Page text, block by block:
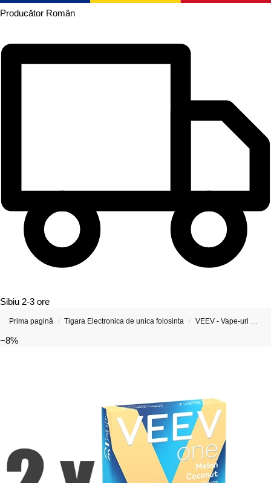
Producător Român
Sibiu 2-3 ore
Prima pagină / Tigara Electronica de unica folosinta / VEEV - Vape-uri Reîncărcabile și Capsule Preumplute
−8%